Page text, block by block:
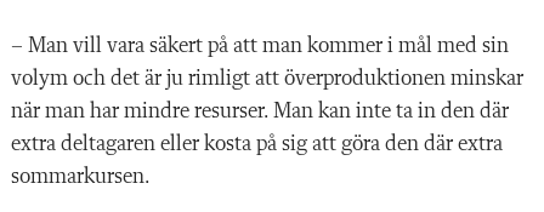
– Man vill vara säkert på att man kommer i mål med sin
volym och det är ju rimligt att överproduktionen minskar
när man har mindre resurser. Man kan inte ta in den där
extra deltagaren eller kosta på sig att göra den där extra
sommarkursen.